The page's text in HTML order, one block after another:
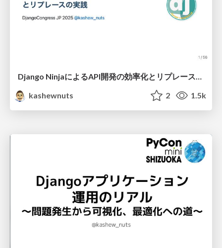
Django NinjaによるAPI開発の効率化とリプレースの実践
kashewnuts
2 1.5k